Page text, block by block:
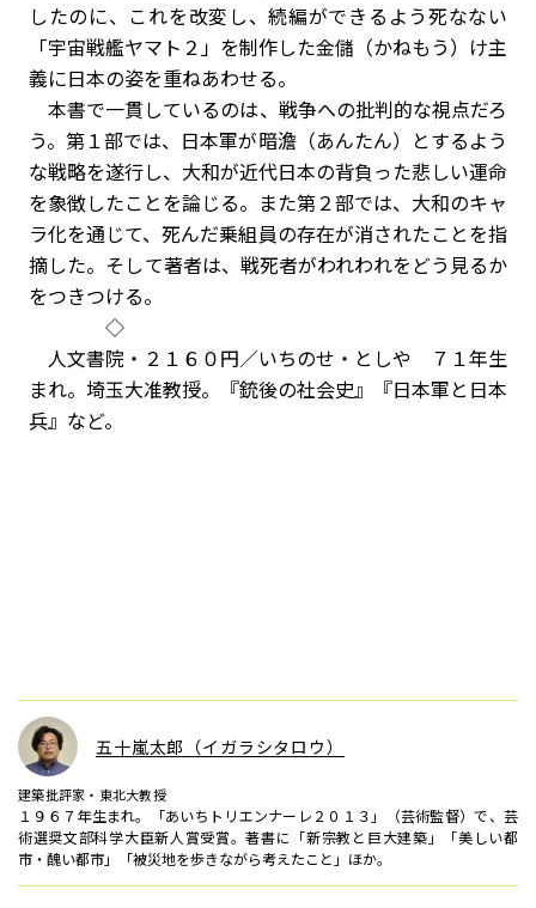
したのに、これを改変し、続編ができるよう死なない
「宇宙戦艦ヤマト２」を制作した金儲（かねもう）け主
義に日本の姿を重ねあわせる。
本書で一貫しているのは、戦争への批判的な視点だろ
う。第１部では、日本軍が暗澹（あんたん）とするよう
な戦略を遂行し、大和が近代日本の背負った悲しい運命
を象徴したことを論じる。また第２部では、大和のキャ
ラ化を通じて、死んだ乗組員の存在が消されたことを指
摘した。そして著者は、戦死者がわれわれをどう見るか
をつきつける。
◇
人文書院・２１６０円／いちのせ・としや ７１年生
まれ。埼玉大准教授。『銃後の社会史』『日本軍と日本
兵』など。
五十嵐太郎（イガラシタロウ）
建築批評家・東北大教授
１９６７年生まれ。「あいちトリエンナーレ２０１３」（芸術監督）で、芸
術選奨文部科学大臣新人賞受賞。著書に「新宗教と巨大建築」「美しい都
市・醜い都市」「被災地を歩きながら考えたこと」ほか。